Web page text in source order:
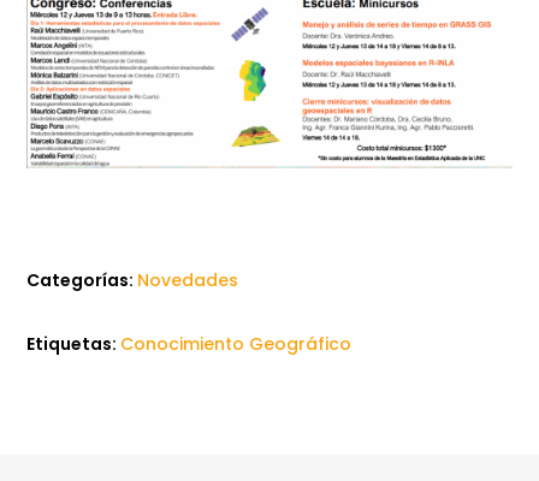
Categorías: Novedades
Etiquetas: Conocimiento Geográfico